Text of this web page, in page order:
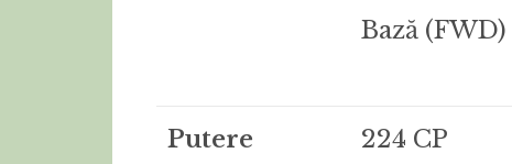
Bază (FWD)
Putere 224 CP